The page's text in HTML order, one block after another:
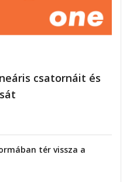
csatornáit és
tér vissza a